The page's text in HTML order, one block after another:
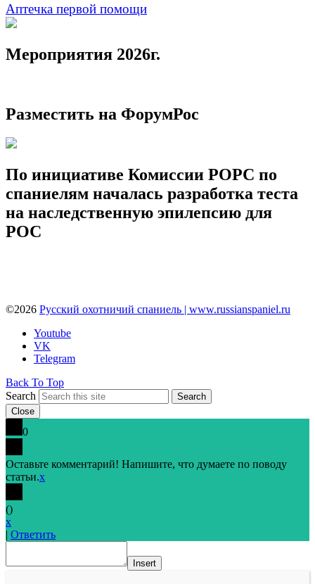
Аптечка первой помощи
Мероприятия 2026г.
Разместить на ФорумРос
По инициативе Комиссии РОРС по
спаниелям началась разработка теста
на наследственную эпилепсию для
РОС
©2026 Русский охотничий спаниель | www.russianspaniel.ru
Youtube
VK
Telegram
Back To Top
Search
Search
Close
0
Оставьте комментарий! Напишите, что думаете по поводу
статьи.x
()
x
| Ответить
Insert